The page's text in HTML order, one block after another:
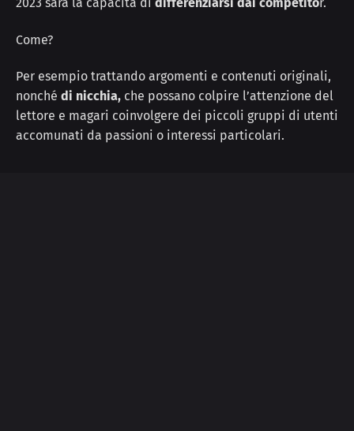
Come?
Per esempio trattando argomenti e contenuti originali,
nonché di nicchia, che possano colpire l’attenzione del
lettore e magari coinvolgere dei piccoli gruppi di utenti
accomunati da passioni o interessi particolari.